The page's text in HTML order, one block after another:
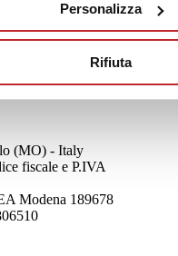
Personalizza
Rifiuta
(MO) - Italy
fiscale e P.IVA
Modena 189678